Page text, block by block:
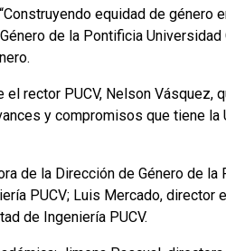
equidad de género
de la Pontificia
rector PUCV, Nelson Vásquez,
y compromisos que tiene la
de la Dirección de Género de la
PUCV; Luis Mercado, director
de Ingeniería PUCV.